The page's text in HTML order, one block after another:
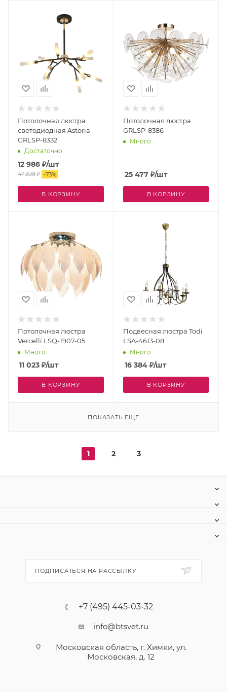
Потолочная люстра
светодиодная Astoria
GRLSP-8332
Достаточно
12 986 ₽/шт
47 308₽ -73%
В КОРЗИНУ
Потолочная люстра
GRLSP-8386
Много
25 477₽/шт
В КОРЗИНУ
Потолочная люстра
Vercelli LSQ-1907-05
Много
11 023 ₽/шт
В КОРЗИНУ
Подвесная люстра Todi
LSA-4613-08
Много
16 384₽/шт
В КОРЗИНУ
ПОКАЗАТЬ ЕЩЕ
1 2 3
ПОДПИСАТЬСЯ НА РАССЫЛКУ
+7 (495) 445-03-32
info@btsvet.ru
Московская область, г. Химки, ул.
Московская, д. 12